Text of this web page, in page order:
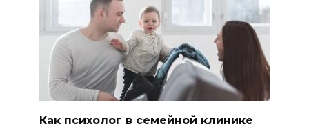
Как психолог в семейной клинике